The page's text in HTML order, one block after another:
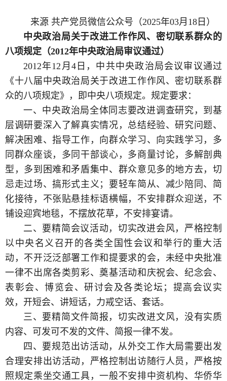
来源 共产党员微信公众号（2025年03月18日）
中央政治局关于改进工作作风、密切联系群众的
八项规定（2012年中央政治局审议通过）
2012年12月4日，中共中央政治局会议审议通过
《十八届中央政治局关于改进工作作风、密切联系群
众的八项规定》，即中央八项规定。规定要求：
一、中央政治局全体同志要改进调查研究，到基
层调研要深入了解真实情况，总结经验、研究问题、
解决困难、指导工作，向群众学习、向实践学习，多
同群众座谈，多同干部谈心，多商量讨论，多解剖典
型，多到困难和矛盾集中、群众意见多的地方去，切
忌走过场、搞形式主义；要轻车简从、减少陪同、简
化接待，不张贴悬挂标语横幅，不安排群众迎送，不
铺设迎宾地毯，不摆放花草，不安排宴请。
二、要精简会议活动，切实改进会风，严格控制
以中央名义召开的各类全国性会议和举行的重大活
动，不开泛泛部署工作和提要求的会，未经中央批准
一律不出席各类剪彩、奠基活动和庆祝会、纪念会、
表彰会、博览会、研讨会及各类论坛；提高会议实
效，开短会、讲短话，力戒空话、套话。
三、要精简文件简报，切实改进文风，没有实质
内容、可发可不发的文件、简报一律不发。
四、要规范出访活动，从外交工作大局需要出发
合理安排出访活动，严格控制出访随行人员，严格按
照规定乘坐交通工具，一般不安排中资机构、华侨华